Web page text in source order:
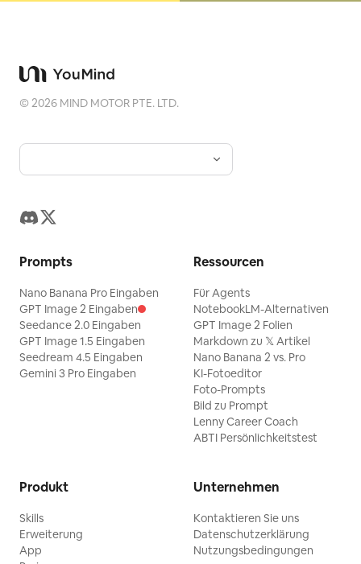
©2026 MIND MOTOR PTE. LTD.
Prompts
Nano Banana Pro Eingaben
GPT Image 2 Eingaben
Seedance 2.0 Eingaben
GPT Image 1.5 Eingaben
Seedream 4.5 Eingaben
Gemini 3 Pro Eingaben
Ressourcen
Für Agents
NotebookLM-Alternativen
GPT Image 2 Folien
Markdown zu 𝕏 Artikel
Nano Banana 2 vs. Pro
KI-Fotoeditor
Foto-Prompts
Bild zu Prompt
Lenny Career Coach
ABTI Persönlichkeitstest
Produkt
Skills
Erweiterung
App
Unternehmen
Kontaktieren Sie uns
Datenschutzerklärung
Nutzungsbedingungen